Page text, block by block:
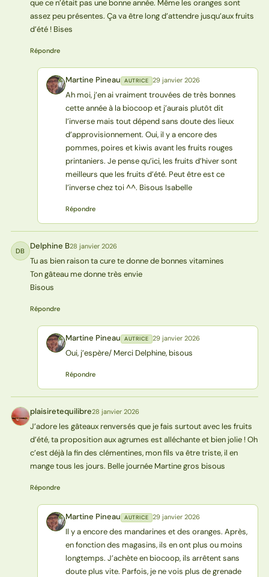
que ce n’était pas une bonne année. Même les oranges sont
assez peu présentes. Ça va être long d’attendre jusqu’aux fruits
d’été ! Bises
Répondre
MP Martine Pineau AUTRICE 29 janvier 2026
Ah moi, j’en ai vraiment trouvées de très bonnes
cette année à la biocoop et j’aurais plutôt dit
l’inverse mais tout dépend sans doute des lieux
d’approvisionnement. Oui, il y a encore des
pommes, poires et kiwis avant les fruits rouges
printaniers. Je pense qu’ici, les fruits d’hiver sont
meilleurs que les fruits d’été. Peut être est ce
l’inverse chez toi ^^. Bisous Isabelle
Répondre
DB Delphine B28 janvier 2026
Tu as bien raison ta cure te donne de bonnes vitamines
Ton gâteau me donne très envie
Bisous
Répondre
MP Martine Pineau AUTRICE 29 janvier 2026
Oui, j’espère/ Merci Delphine, bisous
Répondre
P plaisiretequilibre28 janvier 2026
J’adore les gâteaux renversés que je fais surtout avec les fruits
d’été, ta proposition aux agrumes est alléchante et bien jolie ! Oh
c’est déjà la fin des clémentines, mon fils va être triste, il en
mange tous les jours. Belle journée Martine gros bisous
Répondre
MP Martine Pineau AUTRICE 29 janvier 2026
Il y a encore des mandarines et des oranges. Après,
en fonction des magasins, ils en ont plus ou moins
longtemps. J’achète en biocoop, ils arrêtent sans
doute plus vite. Parfois, je ne vois plus de grenade